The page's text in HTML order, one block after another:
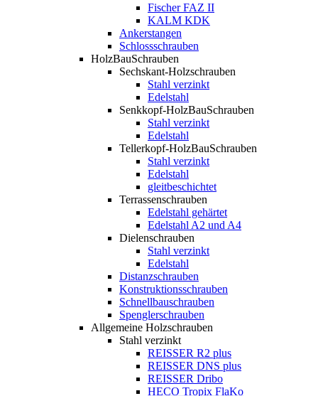
Fischer FAZ II
KALM KDK
Ankerstangen
Schlossschrauben
HolzBauSchrauben
Sechskant-Holzschrauben
Stahl verzinkt
Edelstahl
Senkkopf-HolzBauSchrauben
Stahl verzinkt
Edelstahl
Tellerkopf-HolzBauSchrauben
Stahl verzinkt
Edelstahl
gleitbeschichtet
Terrassenschrauben
Edelstahl gehärtet
Edelstahl A2 und A4
Dielenschrauben
Stahl verzinkt
Edelstahl
Distanzschrauben
Konstruktionsschrauben
Schnellbauschrauben
Spenglerschrauben
Allgemeine Holzschrauben
Stahl verzinkt
REISSER R2 plus
REISSER DNS plus
REISSER Dribo
HECO Tropix FlaKo